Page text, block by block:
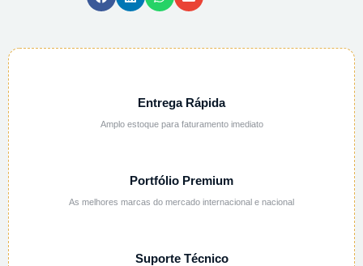
Entrega Rápida
Amplo estoque para faturamento imediato
Portfólio Premium
As melhores marcas do mercado internacional e nacional
Suporte Técnico